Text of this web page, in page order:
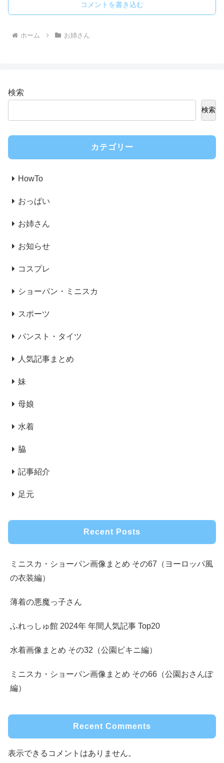
コメントを書き込む
ホーム お姉さん
検索
検索
カテゴリー
HowTo
おっぱい
お姉さん
お知らせ
コスプレ
ショーパン・ミニスカ
スポーツ
パンスト・タイツ
人気記事まとめ
妹
母娘
水着
脇
記事紹介
足元
Recent Posts
ミニスカ・ショーパン画像まとめ その67（ヨーロッパ風
の衣装編）
薄着の悪魔っ子さん
ふれっしゅ館 2024年 年間人気記事 Top20
水着画像まとめ その32（公園ビキニ編）
ミニスカ・ショーパン画像まとめ その66（公園おさんぽ
編）
Recent Comments
表示できるコメントはありません。